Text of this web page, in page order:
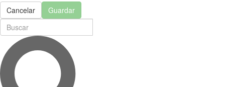
Cancelar Guardar